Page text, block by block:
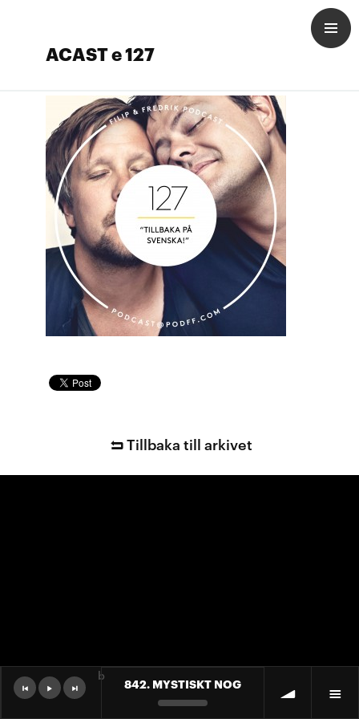
ACAST e 127
Tillbaka till arkivet
842. MYSTISKT NOG
b